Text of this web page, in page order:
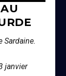
Sardaine.
janvier